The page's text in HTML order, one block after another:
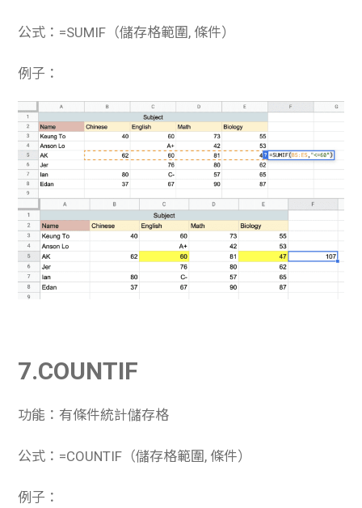
公式：=SUMIF（儲存格範圍, 條件）
例子：
7.COUNTIF
功能：有條件統計儲存格
公式：=COUNTIF（儲存格範圍, 條件）
例子：